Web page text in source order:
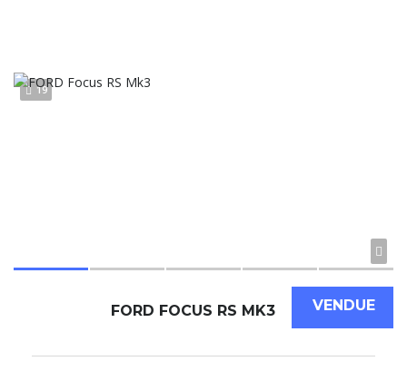
19
VENDUE
FORD FOCUS RS MK3